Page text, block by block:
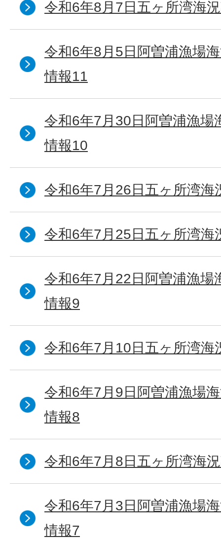
令和6年8月7日五ヶ所湾海
令和6年8月5日阿曽浦漁場
情報11
令和6年7月30日阿曽浦漁場
情報10
令和6年7月26日五ヶ所湾海
令和6年7月25日五ヶ所湾海
令和6年7月22日阿曽浦漁場
情報9
令和6年7月10日五ヶ所湾海
令和6年7月9日阿曽浦漁場
情報8
令和6年7月8日五ヶ所湾海
令和6年7月3日阿曽浦漁場
情報7